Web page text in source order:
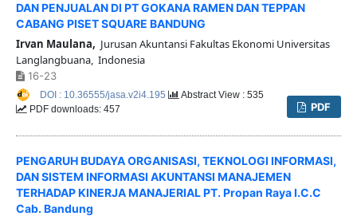
DAN PENJUALAN DI PT GOKANA RAMEN DAN TEPPAN
CABANG PISET SQUARE BANDUNG
Irvan Maulana, Jurusan Akuntansi Fakultas Ekonomi Universitas
Langlangbuana, Indonesia
16-23
PDF
DOI : 10.36555/jasa.v2i4.195
Abstract View : 535
PDF downloads: 457
PENGARUH BUDAYA ORGANISASI, TEKNOLOGI INFORMASI,
DAN SISTEM INFORMASI AKUNTANSI MANAJEMEN
TERHADAP KINERJA MANAJERIAL PT. Propan Raya I.C.C
Cab. Bandung